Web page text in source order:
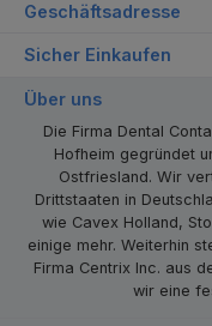
Geschäftsadresse
Sicher Einkaufen
Über uns
Die Firma Dental
Hofheim gegründet
Ostfriesland. Wir
Drittstaaten in
wie Cavex Holland,
einige mehr. Weiterhin
Firma Centrix Inc. aus
wir eine